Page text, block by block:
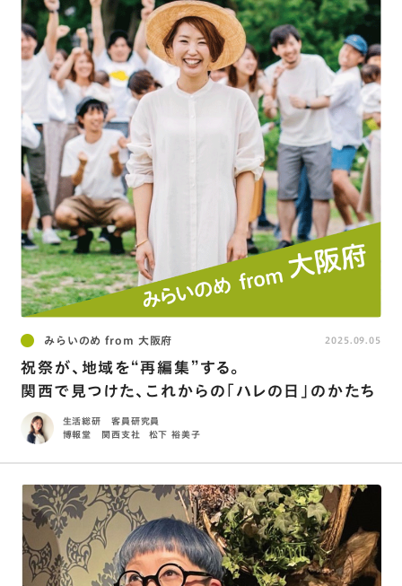
みらいのめ from 大阪府
祝祭が、地域を“再編集”する。
関西で見つけた、これからの「ハレの日」のかたち
生活総研 客員研究員
博報堂 関西支社
松下 裕美子
2025.09.05